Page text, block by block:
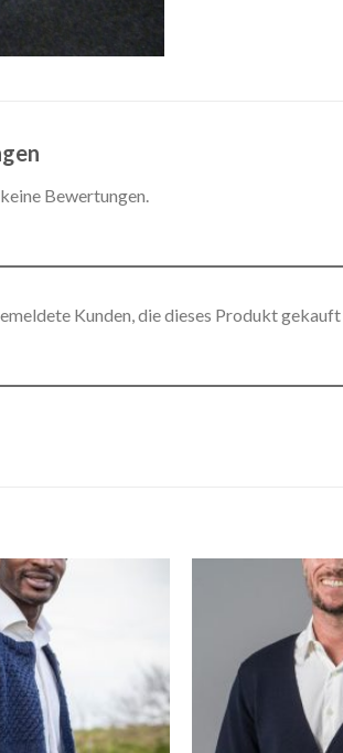
Bewertungen.
Kunden, die dieses Produkt